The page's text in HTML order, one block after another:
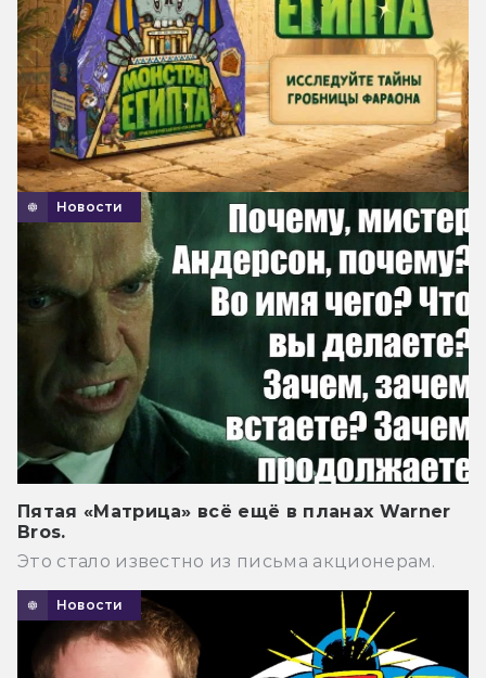
Новости
Пятая «Матрица» всё ещё в планах Warner
Bros.
Это стало известно из письма акционерам.
Новости